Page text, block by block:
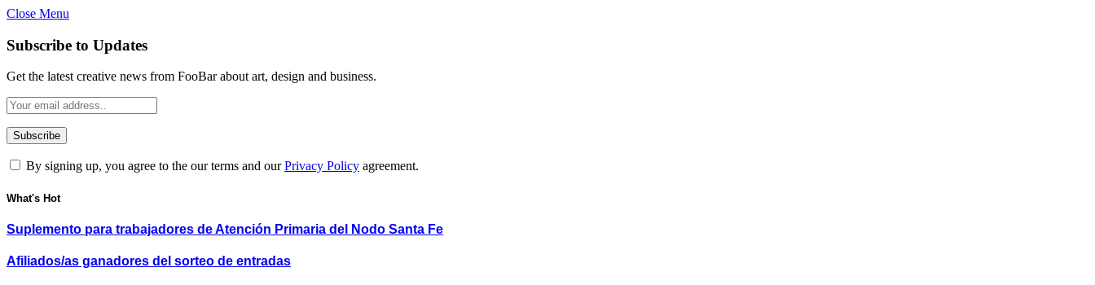
Close Menu
Subscribe to Updates
Get the latest creative news from FooBar about art, design and business.
By signing up, you agree to the our terms and ourPrivacy Policy agreement.
What's Hot
Suplemento para trabajadores de Atención Primaria del Nodo Santa Fe
Afiliados/as ganadores del sorteo de entradas